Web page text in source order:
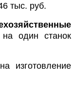
тыс. руб.
один станок
изготовление